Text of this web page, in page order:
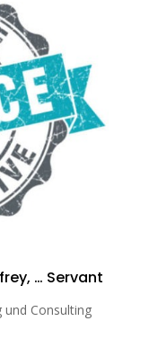
… Servant
und Consulting